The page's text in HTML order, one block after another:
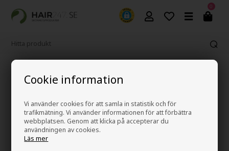
Cookie information
Vi använder cookies för att samla in statistik och för
trafikmätning. Vi använder informationen för att förbättra
webbplatsen. Genom att klicka på accepterar du
användningen av cookies.
Läs mer
0